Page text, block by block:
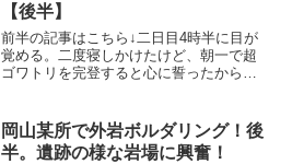
【後半】
前半の記事はこちら↓二日目4時半に目が
覚める。二度寝しかけたけど、朝一で超
ゴワトリを完登すると心に誓ったからに
アーで撮ったやつ朝すきがソロ遠征のル
ーティンになりつつ...
岡山某所で外岩ボルダリング！後
半。遺跡の様な岩場に興奮！